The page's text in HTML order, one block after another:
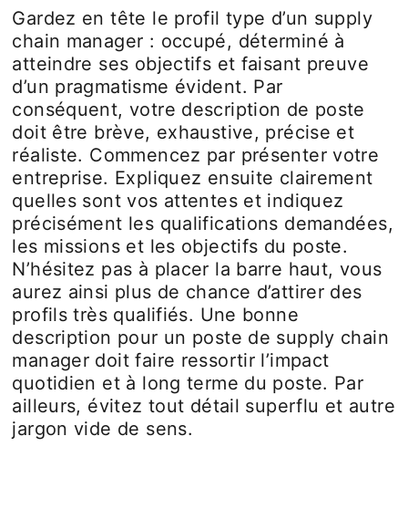
Gardez en tête le profil type d’un supply
chain manager : occupé, déterminé à
atteindre ses objectifs et faisant preuve
d’un pragmatisme évident. Par
conséquent, votre description de poste
doit être brève, exhaustive, précise et
réaliste. Commencez par présenter votre
entreprise. Expliquez ensuite clairement
quelles sont vos attentes et indiquez
précisément les qualifications demandées,
les missions et les objectifs du poste.
N’hésitez pas à placer la barre haut, vous
aurez ainsi plus de chance d’attirer des
profils très qualifiés. Une bonne
description pour un poste de supply chain
manager doit faire ressortir l’impact
quotidien et à long terme du poste. Par
ailleurs, évitez tout détail superflu et autre
jargon vide de sens.